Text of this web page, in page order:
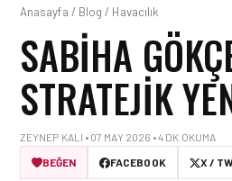
Anasayfa / Blog / Havacılık
SABIHA
STRATEJIK
ZEYNEP KALI • 07 MAY 2026 • 4 DK OKUMA
BEĞEN
FACEBOOK X /